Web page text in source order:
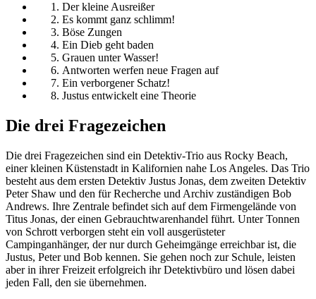
Der kleine Ausreißer
Es kommt ganz schlimm!
Böse Zungen
Ein Dieb geht baden
Grauen unter Wasser!
Antworten werfen neue Fragen auf
Ein verborgener Schatz!
Justus entwickelt eine Theorie
Die drei Fragezeichen
Die drei Fragezeichen sind ein Detektiv-Trio aus Rocky Beach,
einer kleinen Küstenstadt in Kalifornien nahe Los Angeles. Das Trio
besteht aus dem ersten Detektiv Justus Jonas, dem zweiten Detektiv
Peter Shaw und den für Recherche und Archiv zuständigen Bob
Andrews. Ihre Zentrale befindet sich auf dem Firmengelände von
Titus Jonas, der einen Gebrauchtwarenhandel führt. Unter Tonnen
von Schrott verborgen steht ein voll ausgerüsteter
Campinganhänger, der nur durch Geheimgänge erreichbar ist, die
Justus, Peter und Bob kennen. Sie gehen noch zur Schule, leisten
aber in ihrer Freizeit erfolgreich ihr Detektivbüro und lösen dabei
jeden Fall, den sie übernehmen.